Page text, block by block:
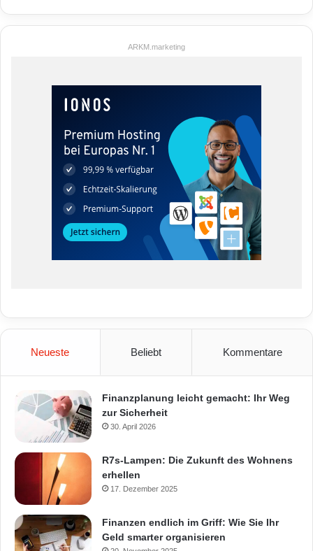
ARKM.marketing
Neueste Beliebt Kommentare
Finanzplanung leicht gemacht: Ihr Weg
zur Sicherheit
30. April 2026
R7s-Lampen: Die Zukunft des Wohnens
erhellen
17. Dezember 2025
Finanzen endlich im Griff: Wie Sie Ihr
Geld smarter organisieren